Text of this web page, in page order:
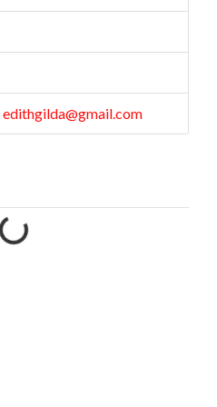
edithgilda@gmail.com
Cargando…